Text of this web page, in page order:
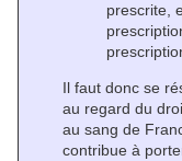
prescrite,
Il faut donc se
au regard du
au sang de
contribue à